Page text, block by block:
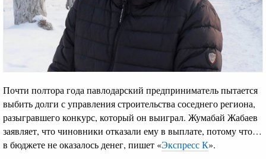
Почти полтора года павлодарский предприниматель пытается
выбить долги с управления строительства соседнего региона,
разыгравшего конкурс, который он выиграл. Жумабай Жабаев
заявляет, что чиновники отказали ему в выплате, потому что…
в бюджете не оказалось денег, пишет «Экспресс К».